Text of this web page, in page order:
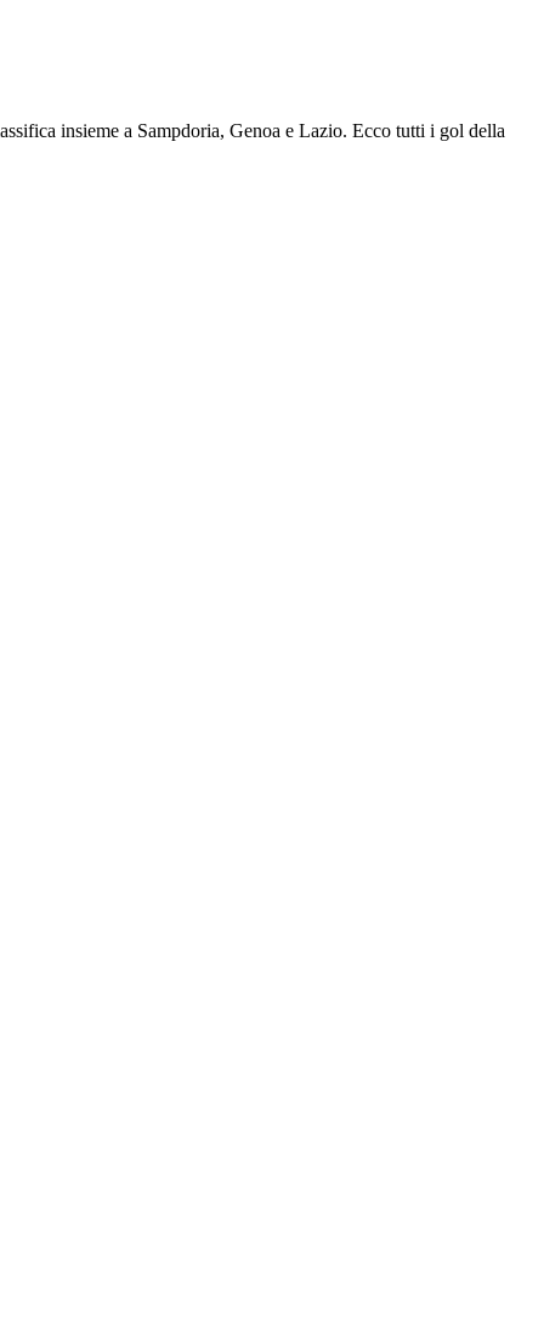
insieme a Sampdoria, Genoa e Lazio. Ecco tutti i gol della